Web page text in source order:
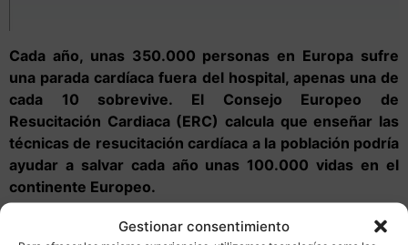
Gestionar consentimiento
Cada año, unas 350.000 personas en Europa sufre
una parada cardíaca fuera del hospital, apenas una de
cada 10 sobrevive. El Consejo Europeo de
Resucitación Cardiaca (ERC) calcula que enseñar las
técnicas de resucitación cardíaca a la población podría
ayudar a salvar cada año unas 100.000 vidas en el
continente Europeo.
El Consejo Europeo de Resucitación Cardíaca, admite